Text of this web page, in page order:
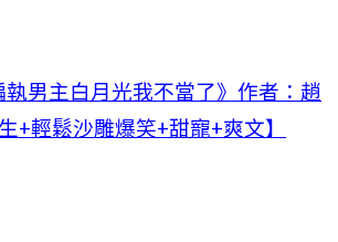
執男主白月光我不當了》作者：趙
+輕鬆沙雕爆笑+甜寵+爽文】